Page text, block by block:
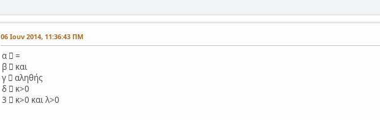
06 Ιουν 2014, 11:36:43 ΠΜ
α  =
β  και
γ  αληθής
δ  κ>0
3  κ>0 και λ>0